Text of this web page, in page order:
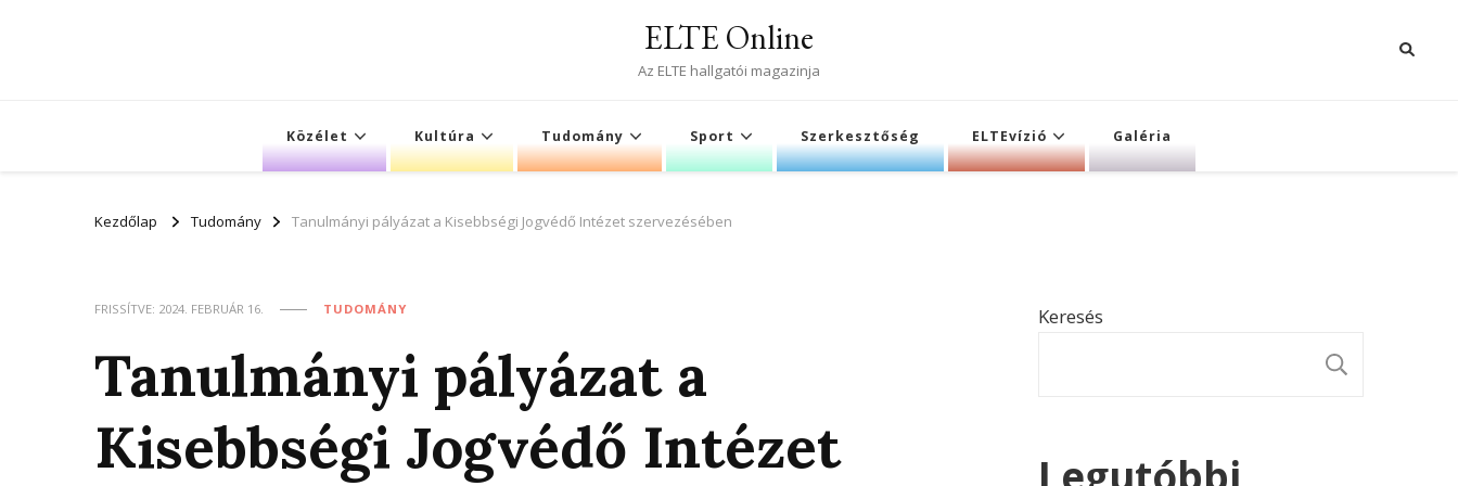
ELTE Online
Az ELTE hallgatói magazinja
Közélet Kultúra Tudomány Sport Szerkesztőség ELTEvízió Galéria
Kezdőlap Tudomány Tanulmányi pályázat a Kisebbségi Jogvédő Intézet szervezésében
FRISSÍTVE: 2024. FEBRUÁR 16. TUDOMÁNY
Tanulmányi pályázat a
Kisebbségi Jogvédő Intézet
Keresés